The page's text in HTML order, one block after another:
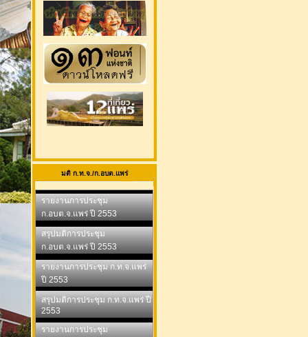
มติ ก.ท.จ./ก.อบต.แพร่
รายงานการประชุม
ก.อบต.จ.แพร่ ปี 2553
สรุปมติการประชุม
ก.อบต.จ.แพร่ ปี 2553
รายงานการประชุม ก.ท.จ.แพร่
ปี 2553
สรุปมติการประชุม ก.ท.จ.แพร่ ปี
2553
รายงานการประชุม